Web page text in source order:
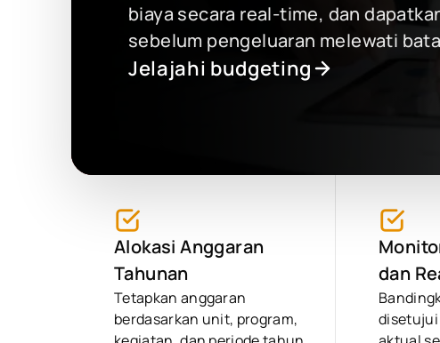
biaya secara real-time, dan
sebelum pengeluaran melewati
Jelajahi budgeting
Alokasi Anggaran
Tahunan
Tetapkan anggaran
berdasarkan unit, program,
dan
disetujui